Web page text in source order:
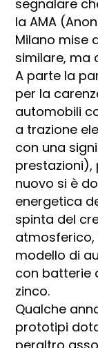
segnalare
la AMA
Milano mise
similare, ma
A parte la
per la
automobili
a trazione
con una
prestazioni),
nuovo si è
energetica
spinta del
modello di
con batterie
zinco.
Qualche
prototipi